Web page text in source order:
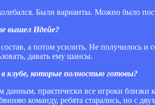
Были варианты. Можно было
вышел Идейе?
а потом усилить. Не получилось и
давать ему шансы.
клубе, которые полностью готовы?
практически все игроки близки
команду, ребята старались, но с